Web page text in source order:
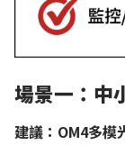
場景一：中
建議：OM4多模